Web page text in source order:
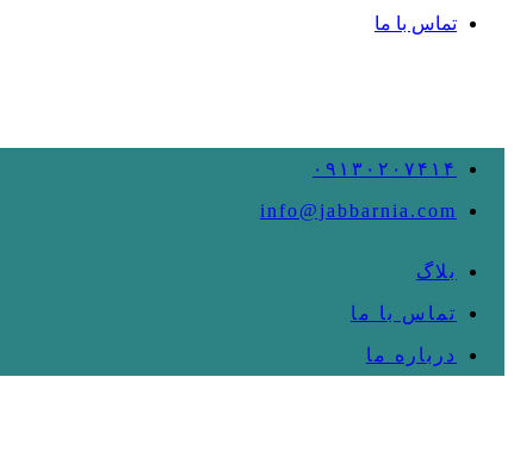
تماس با ما
۰۹۱۳۰۲۰۷۴۱۴
info@jabbarnia.com
بلاگ
تماس با ما
درباره ما